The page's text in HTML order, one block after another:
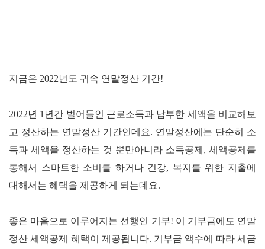
지금은 2022년도 귀속 연말정산 기간!
2022년 1년간 벌어들인 근로소득과 납부한 세액을 비교해보
고 정산하는 연말정산 기간인데요. 연말정산에는 단순히 소
득과 세액을 정산하는 것 뿐만아니라 소득공제, 세액공제를
통해서 스마트한 소비를 하거나 건강, 복지를 위한 지출에
대해서는 혜택을 제공하게 되는데요.
좋은 마음으로 이루어지는 선행인 기부! 이 기부금에도 연말
정산 세액공제 혜택이 제공됩니다. 기부금 액수에 따라 세금